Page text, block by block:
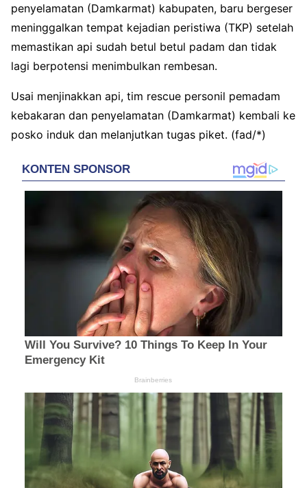
penyelamatan (Damkarmat) kabupaten, baru bergeser
meninggalkan tempat kejadian peristiwa (TKP) setelah
memastikan api sudah betul betul padam dan tidak
lagi berpotensi menimbulkan rembesan.
Usai menjinakkan api, tim rescue personil pemadam
kebakaran dan penyelamatan (Damkarmat) kembali ke
posko induk dan melanjutkan tugas piket. (fad/*)